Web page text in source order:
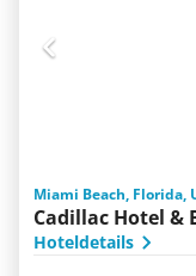
Miami Beach, Florida,
Cadillac Hotel &
Hoteldetails